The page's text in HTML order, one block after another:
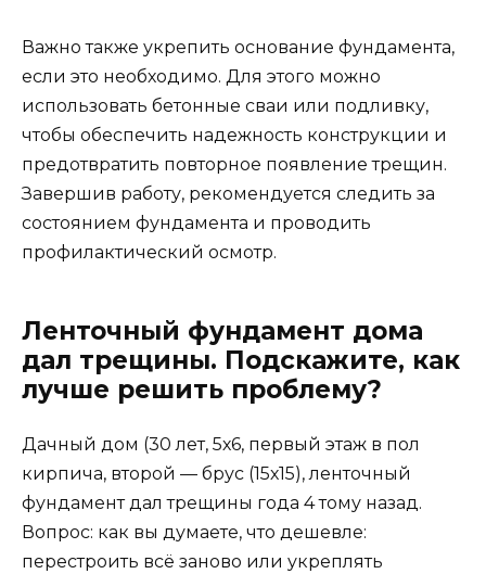
Важно также укрепить основание фундамента,
если это необходимо. Для этого можно
использовать бетонные сваи или подливку,
чтобы обеспечить надежность конструкции и
предотвратить повторное появление трещин.
Завершив работу, рекомендуется следить за
состоянием фундамента и проводить
профилактический осмотр.
Ленточный фундамент дома
дал трещины. Подскажите, как
лучше решить проблему?
Дачный дом (30 лет, 5х6, первый этаж в пол
кирпича, второй — брус (15х15), ленточный
фундамент дал трещины года 4 тому назад.
Вопрос: как вы думаете, что дешевле:
перестроить всё заново или укреплять